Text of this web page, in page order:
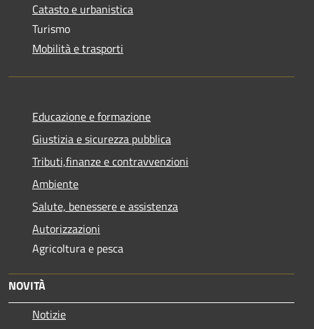
Catasto e urbanistica
Turismo
Mobilità e trasporti
Educazione e formazione
Giustizia e sicurezza pubblica
Tributi,finanze e contravvenzioni
Ambiente
Salute, benessere e assistenza
Autorizzazioni
Agricoltura e pesca
NOVITÀ
Notizie